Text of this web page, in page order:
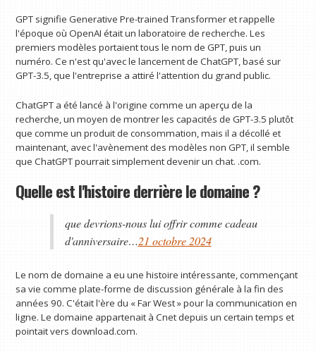
GPT signifie Generative Pre-trained Transformer et rappelle
l'époque où OpenAI était un laboratoire de recherche. Les
premiers modèles portaient tous le nom de GPT, puis un
numéro. Ce n'est qu'avec le lancement de ChatGPT, basé sur
GPT-3.5, que l'entreprise a attiré l'attention du grand public.
ChatGPT a été lancé à l'origine comme un aperçu de la
recherche, un moyen de montrer les capacités de GPT-3.5 plutôt
que comme un produit de consommation, mais il a décollé et
maintenant, avec l'avènement des modèles non GPT, il semble
que ChatGPT pourrait simplement devenir un chat. .com.
Quelle est l'histoire derrière le domaine ?
que devrions-nous lui offrir comme cadeau
d'anniversaire…21 octobre 2024
Le nom de domaine a eu une histoire intéressante, commençant
sa vie comme plate-forme de discussion générale à la fin des
années 90. C'était l'ère du « Far West » pour la communication en
ligne. Le domaine appartenait à Cnet depuis un certain temps et
pointait vers download.com.